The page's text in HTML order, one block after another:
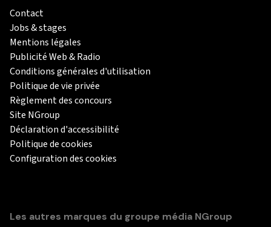
Contact
Jobs & stages
Mentions légales
Publicité Web & Radio
Conditions générales d'utilisation
Politique de vie privée
Règlement des concours
Site NGroup
Déclaration d'accessibilité
Politique de cookies
Configuration des cookies
Les autres marques du groupe média NGroup